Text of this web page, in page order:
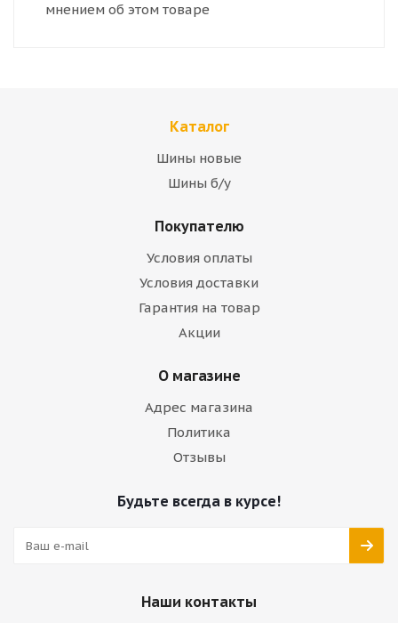
мнением об этом товаре
Каталог
Шины новые
Шины б/у
Покупателю
Условия оплаты
Условия доставки
Гарантия на товар
Акции
О магазине
Адрес магазина
Политика
Отзывы
Будьте всегда в курсе!
Наши контакты